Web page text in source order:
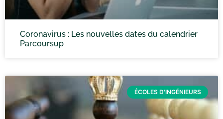
Coronavirus : Les nouvelles dates du calendrier
Parcoursup
ÉCOLES D'INGÉNIEURS